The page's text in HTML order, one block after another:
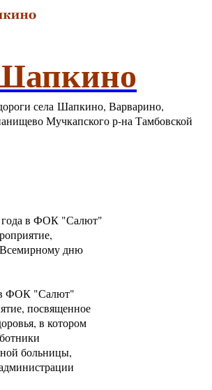
села Шапкино, Варварино,
Мучкапского р-на Тамбовской
года в ФОК "Салют"
дню
в ФОК "Салют"
посвященное
в котором
больницы,